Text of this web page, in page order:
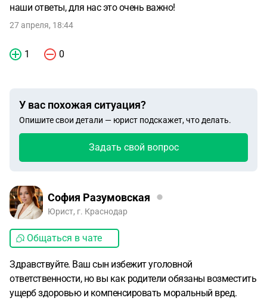
наши ответы, для нас это очень важно!
27 апреля, 18:44
1 0
У вас похожая ситуация?
Опишите свои детали — юрист подскажет, что делать.
Задать свой вопрос
София Разумовская
Юрист, г. Краснодар
Общаться в чате
Здравствуйте. Ваш сын избежит уголовной
ответственности, но вы как родители обязаны возместить
ущерб здоровью и компенсировать моральный вред.